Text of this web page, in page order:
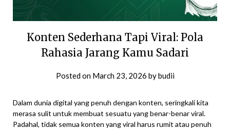
Konten Sederhana Tapi Viral: Pola
Rahasia Jarang Kamu Sadari
Posted on March 23, 2026 bybudii
Dalam dunia digital yang penuh dengan konten, seringkali kita
merasa sulit untuk membuat sesuatu yang benar-benar viral.
Padahal, tidak semua konten yang viral harus rumit atau penuh